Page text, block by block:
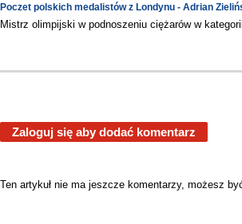
Poczet polskich medalistów z Londynu - Adrian
Mistrz olimpijski w podnoszeniu ciężarów w
Zaloguj się aby dodać komentarz
Ten artykuł nie ma jeszcze komentarzy, możesz